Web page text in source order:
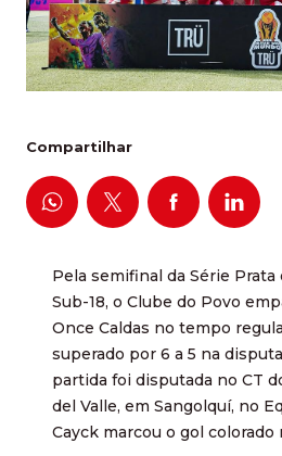
Compartilhar
Pela semifinal da Série
Sub-18, o Clube do Povo
Once Caldas no tempo
superado por 6 a 5 na
partida foi disputada no CT
del Valle, em Sangolquí, no
Cayck marcou o gol